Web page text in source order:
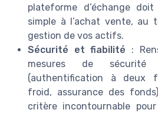
plateforme d’échange
simple à l’achat vente, au
gestion de vos actifs.
Sécurité et fiabilité :
mesures de
(authentification à deux
froid, assurance des
critère incontournable